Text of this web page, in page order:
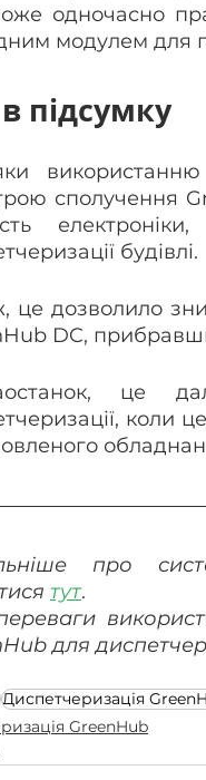
одночасно
модулем для
підсумку
сполучення
будівлі.
це дозволило
DC,
це
коли
про
тут.
для
Диспетчеризація
GreenHub